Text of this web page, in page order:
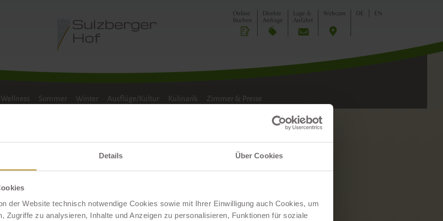
Details Über Cookies
der Website technisch notwendige Cookies sowie mit Ihrer Einwilligung auch Cookies, um
Zugriffe zu analysieren, Inhalte und Anzeigen zu personalisieren, Funktionen für soziale
Online
Buchen
Direkte
Anfrage
Lage &
Anfahrt
Webcam DE EN
Wellness Sommer Winter Ausflüge/Kultur Kulinarik Zimmer & Preise
LANGLAUFEN SKILAUF
Aktuelle Stellengesuche
mit Gästen?
motivierten Team zu arbeiten,
Betriebsklima.